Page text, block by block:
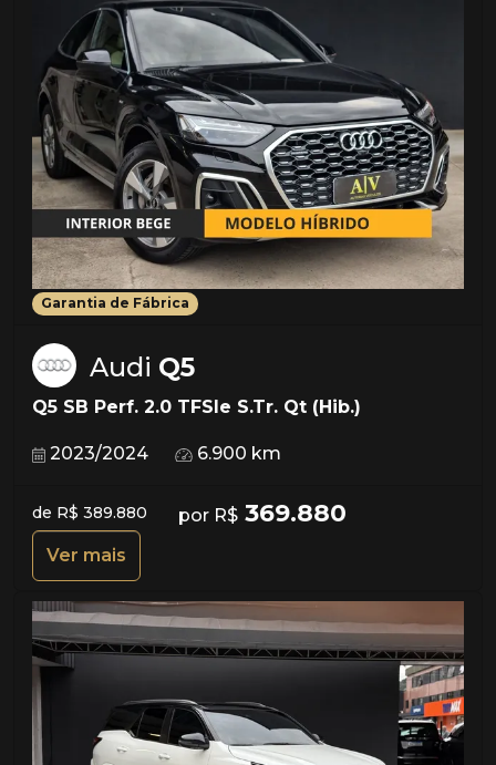
Garantia de Fábrica
Audi Q5
Q5 SB Perf. 2.0 TFSIe S.Tr. Qt (Hib.)
2023/2024 6.900 km
de R$ 389.880 por R$ 369.880
Ver mais